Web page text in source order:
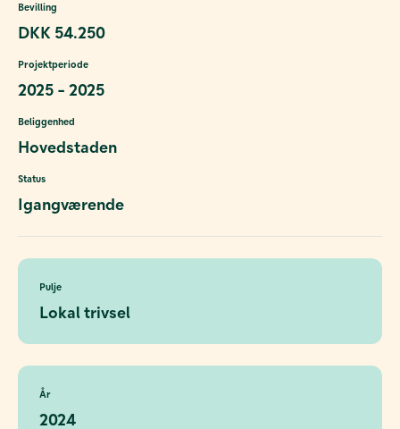
Bevilling
DKK 54.250
Projektperiode
2025 - 2025
Beliggenhed
Hovedstaden
Status
Igangværende
Pulje
Lokal trivsel
År
2024